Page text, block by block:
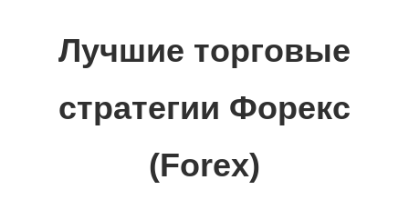
Лучшие торговые
стратегии Форекс
(Forex)